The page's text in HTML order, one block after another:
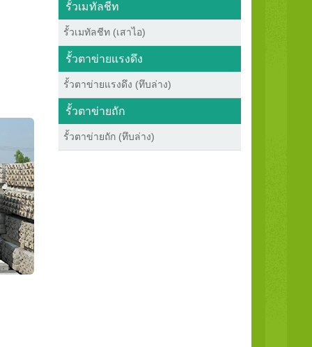
รั้วเมทัลชีท
รั้วเมทัลชีท (เสาไอ)
รั้วตาข่ายแรงดึง
รั้วตาข่ายแรงดึง (ทึบล่าง)
รั้วตาข่ายถัก
รั้วตาข่ายถัก (ทึบล่าง)